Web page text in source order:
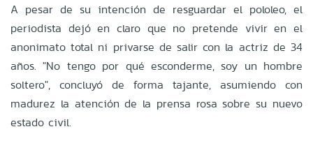
A pesar de su intención de resguardar el pololeo, el
periodista dejó en claro que no pretende vivir en el
anonimato total ni privarse de salir con la actriz de 34
años. "No tengo por qué esconderme, soy un hombre
soltero", concluyó de forma tajante, asumiendo con
madurez la atención de la prensa rosa sobre su nuevo
estado civil.